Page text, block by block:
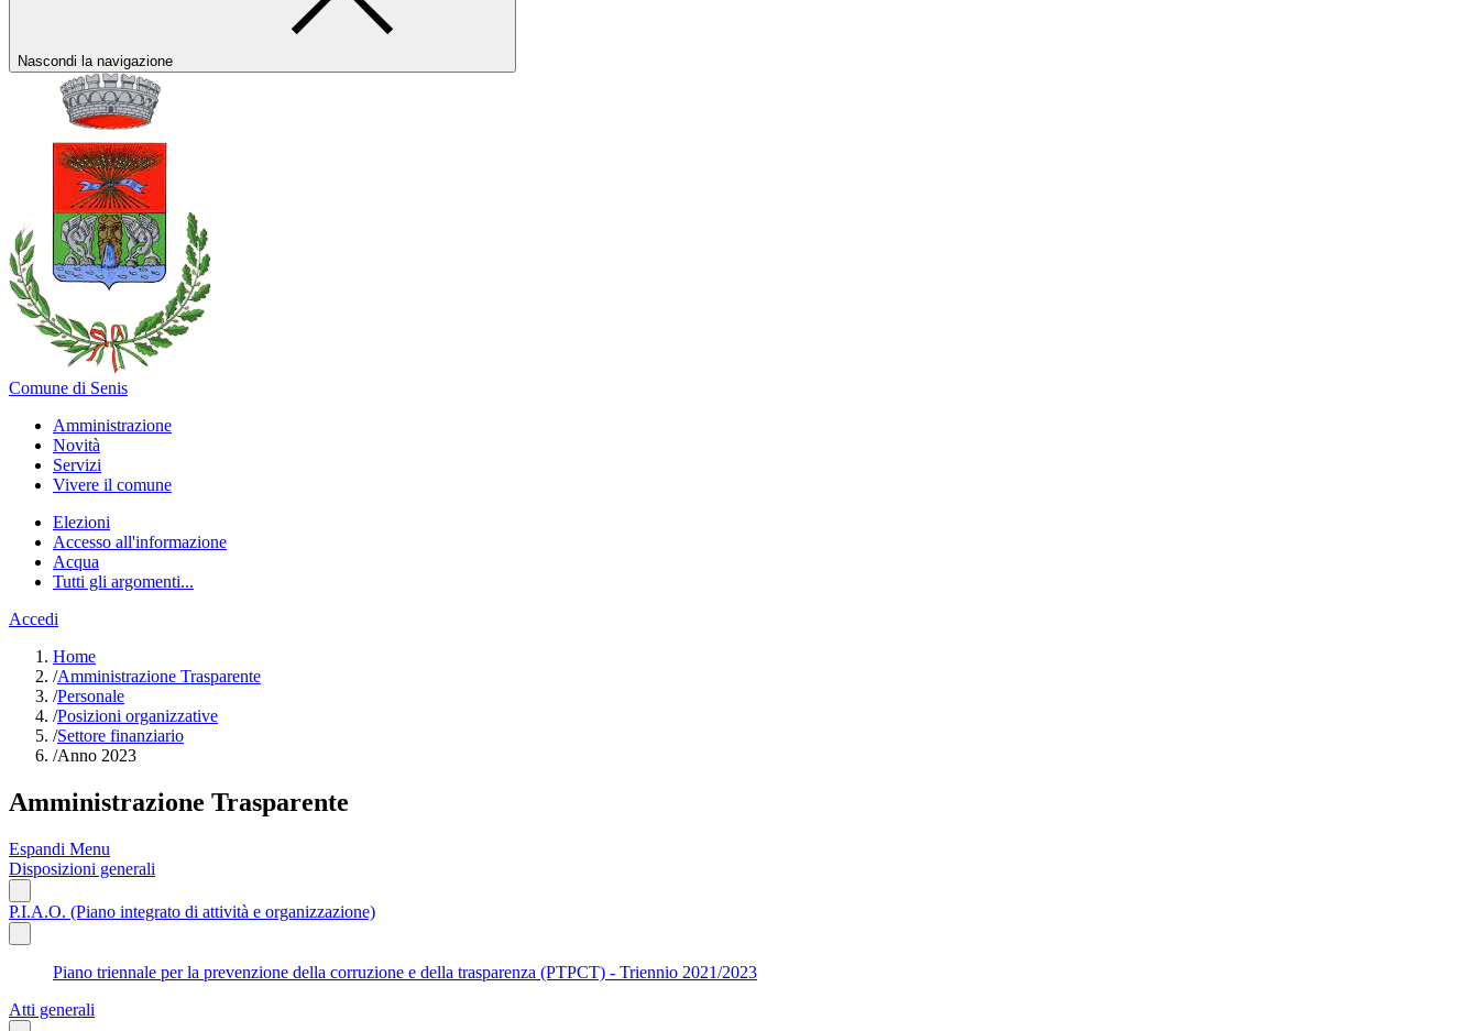
Nascondi la navigazione
Comune di Senis
Amministrazione
Novità
Servizi
Vivere il comune
Elezioni
Accesso all'informazione
Acqua
Tutti gli argomenti...
Accedi
Home
/Amministrazione Trasparente
/Personale
/Posizioni organizzative
/Settore finanziario
/Anno 2023
Amministrazione Trasparente
Espandi Menu
Disposizioni generali
P.I.A.O. (Piano integrato di attività e organizzazione)
Piano triennale per la prevenzione della corruzione e della trasparenza (PTPCT) - Triennio 2021/2023
Atti generali